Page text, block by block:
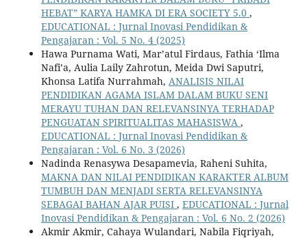
HEBAT” KARYA HAMKA DI ERA SOCIETY 5.0 ,
EDUCATIONAL : Jurnal Inovasi Pendidikan &
Pengajaran : Vol. 5 No. 4 (2025)
Hawa Purnama Wati, Mar’atul Firdaus, Fathia ‘Ilma
Nafi’a, Aulia Laily Zahrotun, Meida Dwi Saputri,
Khonsa Latifa Nurrahmah, ANALISIS NILAI
PENDIDIKAN AGAMA ISLAM DALAM BUKU SENI
MERAYU TUHAN DAN RELEVANSINYA TERHADAP
PENGUATAN SPIRITUALITAS MAHASISWA ,
EDUCATIONAL : Jurnal Inovasi Pendidikan &
Pengajaran : Vol. 6 No. 3 (2026)
Nadinda Renasywa Desapamevia, Raheni Suhita,
MAKNA DAN NILAI PENDIDIKAN KARAKTER ALBUM
TUMBUH DAN MENJADI SERTA RELEVANSINYA
SEBAGAI BAHAN AJAR PUISI , EDUCATIONAL : Jurnal
Inovasi Pendidikan & Pengajaran : Vol. 6 No. 2 (2026)
Akmir Akmir, Cahaya Wulandari, Nabila Fiqriyah,